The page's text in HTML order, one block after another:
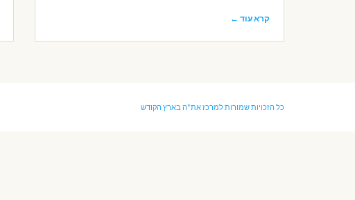
קרא עוד ←
כל הזכויות שמורות למרכז את"ה בארץ הקודש